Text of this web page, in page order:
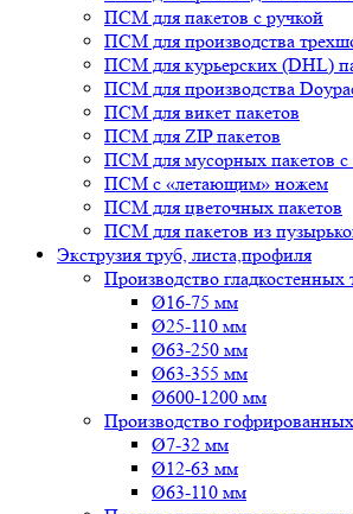
ПСМ для пакетов с ручкой
ПСМ для производства
ПСМ для курьерских (DHL)
ПСМ для производства
ПСМ для викет пакетов
ПСМ для ZIP пакетов
ПСМ для мусорных пакетов с
ПСМ с «летающим» ножем
ПСМ для цветочных пакетов
ПСМ для пакетов из
Экструзия труб, листа,профиля
Производство гладкостенных
Ø16-75 мм
Ø25-110 мм
Ø63-250 мм
Ø63-355 мм
Ø600-1200 мм
Производство
Ø7-32 мм
Ø12-63 мм
Ø63-110 мм